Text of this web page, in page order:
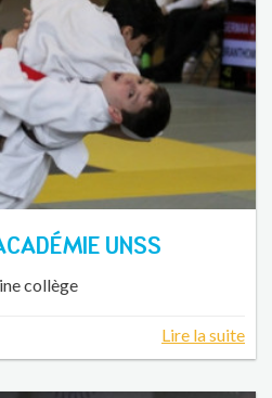
UNSS
collège
Lire la suite